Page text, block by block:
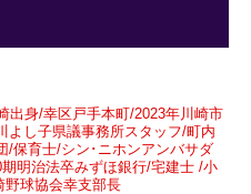
出身/幸区戸手本町/2023年川崎市
よし子県議事務所スタッフ/町内
/保育士/シン･ニホンアンバサダ
明治法卒みずほ銀行/宅建士 /小
野球協会幸支部長